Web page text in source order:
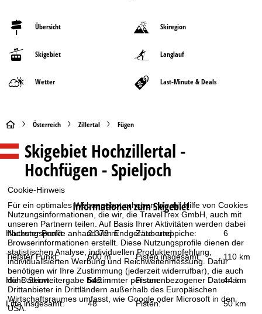
Cookie-Hinweis
Für ein optimales Webangebot erheben wir mit Hilfe von Cookies
Nutzungsinformationen, die wir, die TravelTrex GmbH, auch mit
unseren Partnern teilen. Auf Basis Ihrer Aktivitäten werden dabei
Nutzungsprofile anhand von Endgeräte- und
Browserinformationen erstellt. Diese Nutzungsprofile dienen der
statistischen Analyse, individuellen Produktempfehlung,
individualisierten Werbung und Reichweitenmessung. Dafür
benötigen wir Ihre Zustimmung (jederzeit widerrufbar), die auch
die Datenweitergabe bestimmter personenbezogener Daten an
Drittanbieter in Drittländern außerhalb des Europäischen
Wirtschaftsraumes umfasst, wie Google oder Microsoft in den
USA.
Übersicht Skiregion
Skigebiet Langlauf
Wetter Last-Minute & Deals
S
t
r
t
s
e
i
Österreich Zillertal Fügen
SkigebietHochzillertal -
Hochfügen - Spieljoch
Informationen zum Skigebiet
Höchster Punkt: 2 378 m Zauberteppiche: 6
Tiefster Punkt: 600 m Pisten insgesamt: 110 km
Höhe Skiort: 545 m Pisten: 44 km
Lifte insgesamt: 48 Pisten: 50 km